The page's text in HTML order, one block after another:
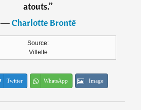
atouts.”
―Charlotte Brontë
Source:
Villette
Twitter WhatsApp Image